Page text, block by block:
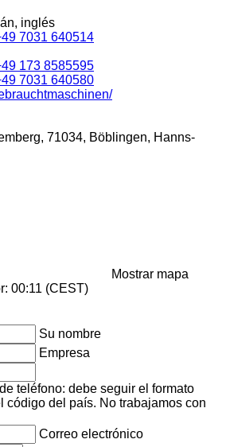
inglés
7031 640514
173 8585595
7031 640580
71034, Böblingen, Hanns-
Mostrar mapa
00:11 (CEST)
Su nombre
Empresa
teléfono: debe seguir el formato
código del país. No trabajamos con
Correo electrónico